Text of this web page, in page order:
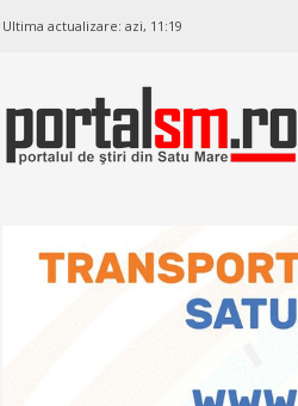
Ultima actualizare: azi, 11:19